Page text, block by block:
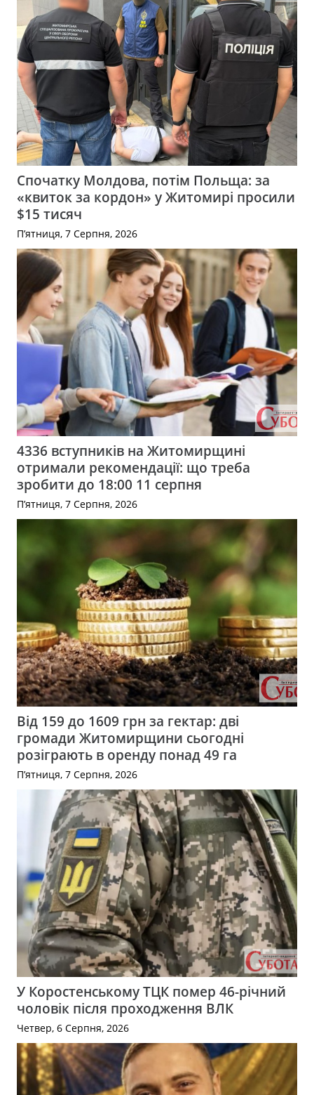
Спочатку Молдова, потім Польща: за
«квиток за кордон» у Житомирі просили
$15 тисяч
П’ятниця, 7 Серпня, 2026
4336 вступників на Житомирщині
отримали рекомендації: що треба
зробити до 18:00 11 серпня
П’ятниця, 7 Серпня, 2026
Від 159 до 1609 грн за гектар: дві
громади Житомирщини сьогодні
розіграють в оренду понад 49 га
П’ятниця, 7 Серпня, 2026
У Коростенському ТЦК помер 46-річний
чоловік після проходження ВЛК
Четвер, 6 Серпня, 2026